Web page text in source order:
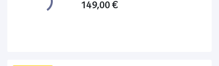
149,00 €